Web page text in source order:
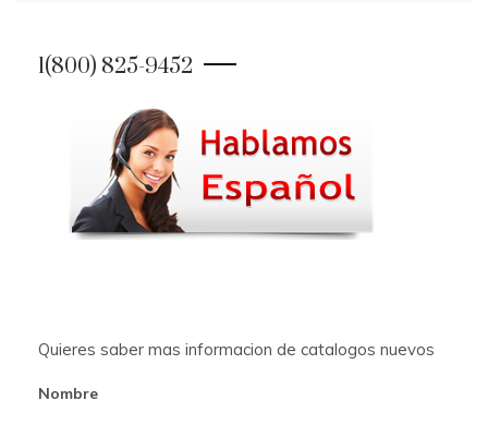
1(800) 825-9452
Quieres saber mas informacion de catalogos nuevos
Nombre